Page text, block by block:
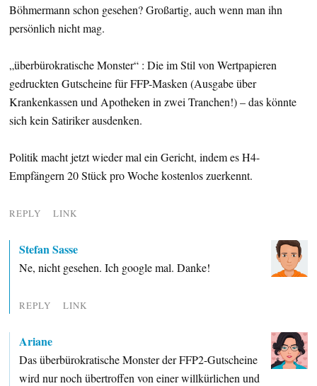
Böhmermann schon gesehen? Großartig, auch wenn man ihn
persönlich nicht mag.
„überbürokratische Monster“ : Die im Stil von Wertpapieren
gedruckten Gutscheine für FFP-Masken (Ausgabe über
Krankenkassen und Apotheken in zwei Tranchen!) – das könnte
sich kein Satiriker ausdenken.
Politik macht jetzt wieder mal ein Gericht, indem es H4-
Empfängern 20 Stück pro Woche kostenlos zuerkennt.
REPLY LINK
Stefan Sasse
Ne, nicht gesehen. Ich google mal. Danke!
REPLY LINK
Ariane
Das überbürokratische Monster der FFP2-Gutscheine
wird nur noch übertroffen von einer willkürlichen und